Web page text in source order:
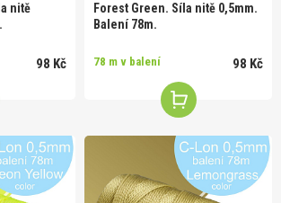
nitě
98 Kč
Forest Green. Síla nitě 0,5mm.
Balení 78m.
78 m v balení 98 Kč